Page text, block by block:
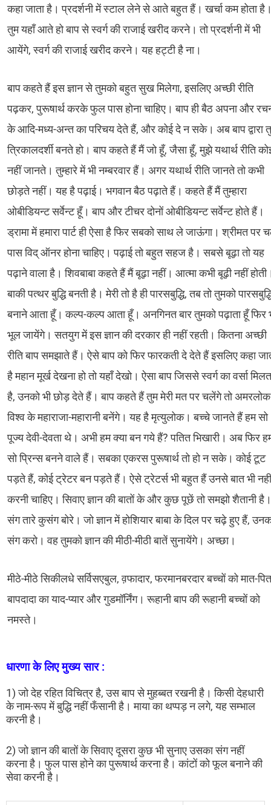
कहा जाता है। प्रदर्शनी में स्टाल लेने से आते बहुत हैं। खर्चा कम होता
तुम यहाँ आते हो बाप से स्वर्ग की राजाई खरीद करने। तो प्रदर्शनी में भी
आयेंगे, स्वर्ग की राजाई खरीद करने। यह हट्टी है ना।
बाप कहते हैं इस ज्ञान से तुमको बहुत सुख मिलेगा, इसलिए अच्छी रीति
पढ़कर, पुरूषार्थ करके फुल पास होना चाहिए। बाप ही बैठ अपना और
के आदि-मध्य-अन्त का परिचय देते हैं, और कोई दे न सके। अब बाप द्वारा
त्रिकालदर्शी बनते हो। बाप कहते हैं मैं जो हूँ, जैसा हूँ, मुझे यथार्थ रीति
नहीं जानते। तुम्हारे में भी नम्बरवार हैं। अगर यथार्थ रीति जानते तो कभी
छोड़ते नहीं। यह है पढ़ाई। भगवान बैठ पढ़ाते हैं। कहते हैं मैं तुम्हारा
ओबीडियन्ट सर्वेन्ट हूँ। बाप और टीचर दोनों ओबीडियन्ट सर्वेन्ट होते हैं।
ड्रामा में हमारा पार्ट ही ऐसा है फिर सबको साथ ले जाऊंगा। श्रीमत पर
पास विद् ऑनर होना चाहिए। पढ़ाई तो बहुत सहज है। सबसे बूढ़ा तो यह
पढ़ाने वाला है। शिवबाबा कहते हैं मैं बूढ़ा नहीं। आत्मा कभी बूढ़ी नहीं
बाकी पत्थर बुद्धि बनती है। मेरी तो है ही पारसबुद्धि, तब तो तुमको
बनाने आता हूँ। कल्प-कल्प आता हूँ। अनगिनत बार तुमको पढ़ाता हूँ फिर
भूल जायेंगे। सतयुग में इस ज्ञान की दरकार ही नहीं रहती। कितना अच्छी
रीति बाप समझाते हैं। ऐसे बाप को फिर फारकती दे देते हैं इसलिए कहा
है महान मूर्ख देखना हो तो यहाँ देखो। ऐसा बाप जिससे स्वर्ग का वर्सा
है, उनको भी छोड़ देते हैं। बाप कहते हैं तुम मेरी मत पर चलेंगे तो
विश्व के महाराजा-महारानी बनेंगे। यह है मृत्युलोक। बच्चे जानते हैं हम सो
पूज्य देवी-देवता थे। अभी हम क्या बन गये हैं? पतित भिखारी। अब फिर
सो प्रिन्स बनने वाले हैं। सबका एकरस पुरूषार्थ तो हो न सके। कोई टूट
पड़ते हैं, कोई ट्रेटर बन पड़ते हैं। ऐसे ट्रेटर्स भी बहुत हैं उनसे बात भी नहीं
करनी चाहिए। सिवाए ज्ञान की बातों के और कुछ पूछें तो समझो शैतानी है।
संग तारे कुसंग बोरे। जो ज्ञान में होशियार बाबा के दिल पर चढ़े हुए हैं,
संग करो। वह तुमको ज्ञान की मीठी-मीठी बातें सुनायेंगे। अच्छा।
मीठे-मीठे सिकीलधे सर्विसएबुल, व़फादार, फरमानबरदार बच्चों को मात-
बापदादा का याद-प्यार और गुडमॉर्निंग। रूहानी बाप की रूहानी बच्चों को
नमस्ते।
धारणा के लिए मुख्य सार :
1) जो देह रहित विचित्र है, उस बाप से मुहब्बत रखनी है। किसी देहधारी
के नाम-रूप में बुद्धि नहीं फँसानी है। माया का थप्पड़ न लगे, यह सम्भाल
करनी है।
2) जो ज्ञान की बातों के सिवाए दूसरा कुछ भी सुनाए उसका संग नहीं
करना है। फुल पास होने का पुरूषार्थ करना है। कांटों को फूल बनाने की
सेवा करनी है।